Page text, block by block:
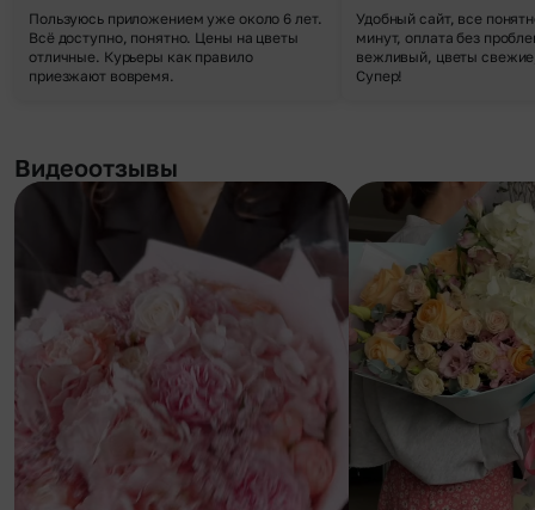
Пользуюсь приложением уже около 6 лет.
Всё доступно, понятно. Цены на цветы
отличные. Курьеры как правило
приезжают вовремя.
Удобный сайт, все
минут, оплата без
вежливый, цветы
Супер!
Видеоотзывы